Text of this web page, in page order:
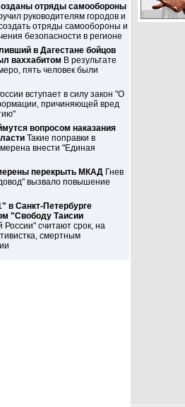
отряды самообороны
руководителям городов и
отряды самообороны и
безопасности в регионе
в Дагестане бойцов
ваххабитом В результате
пять человек были
вступает в силу закон "О
причиняющей вред
вопросом наказания
Такие поправки в
внести "Единая
перекрыть МКАД Гнев
вызвало повышение
в Санкт-Петербурге
"Свободу Таисии
России" считают срок, на
смертным